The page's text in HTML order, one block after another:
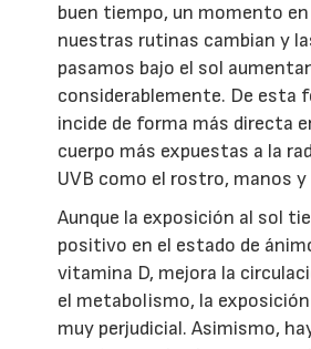
buen tiempo, un momento en
nuestras rutinas cambian y
pasamos bajo el sol
considerablemente. De esta
incide de forma más directa
cuerpo más expuestas a la
UVB como el rostro, manos
Aunque la exposición al sol
positivo en el estado de
vitamina D, mejora la
el metabolismo, la
muy perjudicial. Asimismo,